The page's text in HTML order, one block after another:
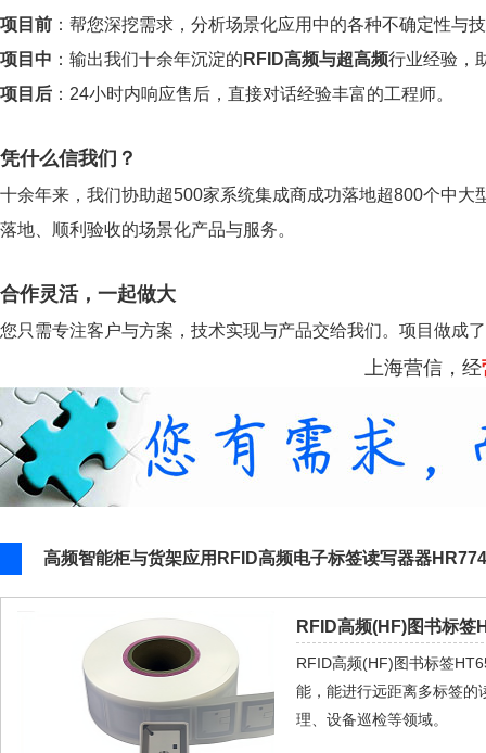
项目前 ：帮您深挖需求，分析场景化应用中的各种不确定性与
项目中 ：输出我们十余年沉淀的 RFID高频与超高频行业经验，
项目后 ：24小时内响应售后，直接对话经验丰富的工程师。
凭什么信我们？
十余年来，我们协助超500家系统集成商成功落地超800个中大
落地、顺利验收的场景化产品与服务。
合作灵活，一起做大
您只需专注客户与方案，技术实现与产品交给我们。项目做成
上海营信，经
高频智能柜与货架应用RFID高频电子标签读写器器
RFID高频(HF)图书标签
RFID高频(HF)图书标签
能，能进行远距离多标签的
理、设备巡检等领域。